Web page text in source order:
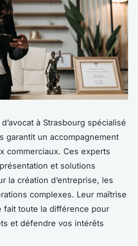
à Strasbourg spécialisé
garantit un accompagnement
commerciaux. Ces experts
et solutions
la création d’entreprise, les
complexes. Leur maîtrise
fait toute la différence pour
et défendre vos intérêts